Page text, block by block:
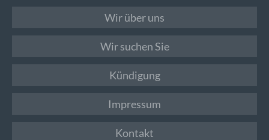
Wir über uns
Wir suchen Sie
Kündigung
Impressum
Kontakt